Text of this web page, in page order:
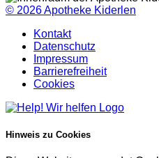
© 2026Apotheke Kiderlen
Kontakt
Datenschutz
Impressum
Barrierefreiheit
Cookies
Hinweis zu Cookies